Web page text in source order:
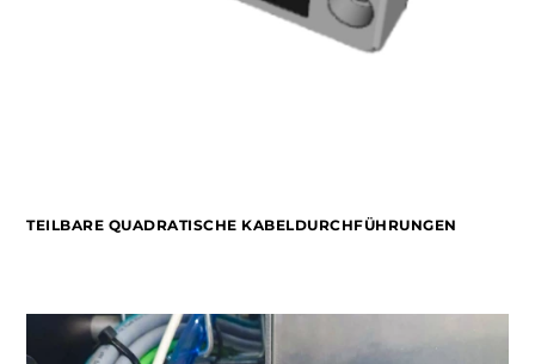
TEILBARE QUADRATISCHE KABELDURCHFÜHRUNGEN